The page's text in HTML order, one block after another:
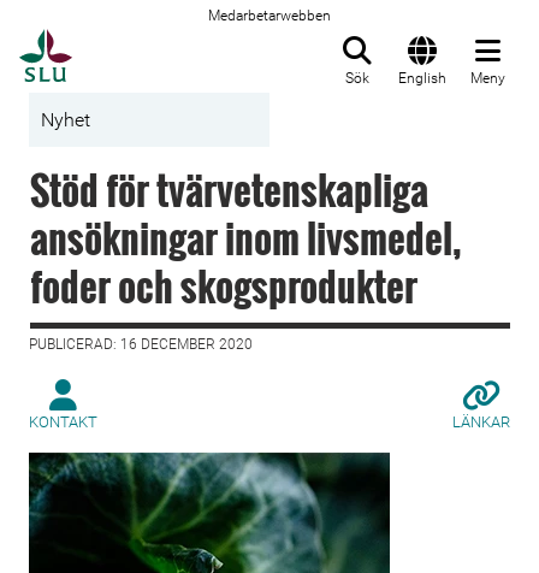
Medarbetarwebben
Sök English Meny
Nyhet
Stöd för tvärvetenskapliga
ansökningar inom livsmedel,
foder och skogsprodukter
PUBLICERAD: 16 DECEMBER 2020
KONTAKT LÄNKAR